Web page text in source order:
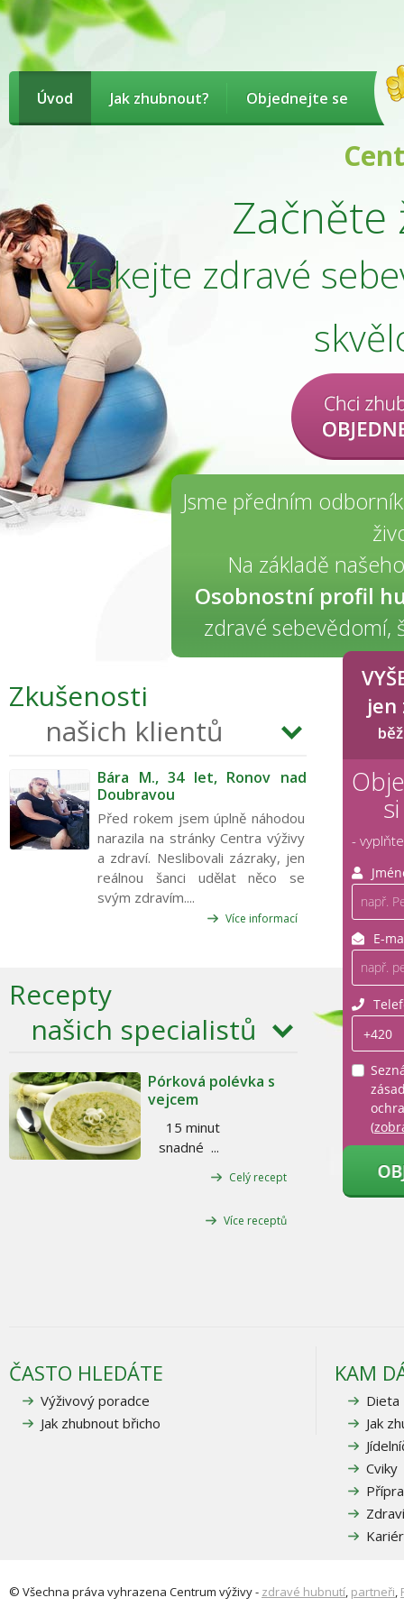
Úvod Jak zhubnout? Objednejte se
Začněte
Získejte zdravé
Jsme předním
Na základě
Osobnostní profil
zdravé sebevědomí,
Zkušenosti
našich klientů
Bára M., 34 let, Ronov nad
Doubravou
Před rokem jsem úplně náhodou
narazila na stránky Centra výživy
a zdraví. Neslibovali zázraky, jen
reálnou šanci udělat něco se
svým zdravím....
Více informací
-
Recepty
našich specialistů
Pórková polévka s
vejcem
15 minut
snadné ...
Celý recept
Více receptů
ČASTO HLEDÁTE
Výživový poradce
Jak zhubnout břicho
KAM
Dieta
Jak
Cviky
Zdraví
© Všechna práva vyhrazena Centrum výživy- zdravé hubnutí, partneři,